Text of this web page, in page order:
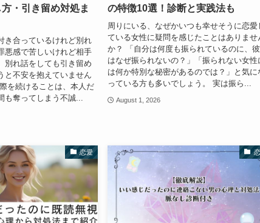
・引き留め対処ま
き合っているけれど別れ
悪感で苦しいけれど相手
別れ話をしても引き留め
と不安を抱えていません
を続けることは、本人だ
も奪ってしまう不誠...
の特徴10選！診断と実践法も
周りにいる、なぜかいつも幸せそうに恋愛
ている女性に疑問を感じたことはありませ
か？ 「自分は何度も振られているのに、
はなぜ振られないの？」「振られない女性
は何か特別な秘密があるのでは？」と気に
っている方も多いでしょう。 実は振ら...
August 1, 2026
恋愛